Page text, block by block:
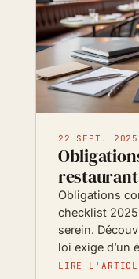
22 SEPT. 2025
Obligations
checklist
serein.
loi exige d’un
LIRE